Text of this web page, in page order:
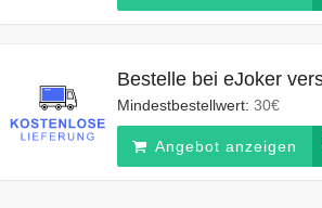
Bestelle bei eJoker
Mindestbestellwert: 30€
Angebot anzeigen